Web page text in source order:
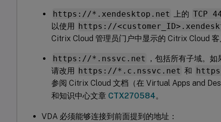
https://*.xendesktop.net 上的 TCP
以使用 https://
Citrix Cloud 管理员门户中显示的 Citrix Cloud 客
https://*.nssvc.net
，包括所有子域。
请改用 https://*.c.nssvc.net 和
参阅 Citrix Cloud 文档（在 Virtual Apps and
和知识中心文章 CTX270584。
VDA 必须能够连接到前面提到的地址：